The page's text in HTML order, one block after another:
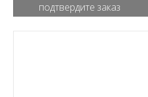
подтвердите заказ